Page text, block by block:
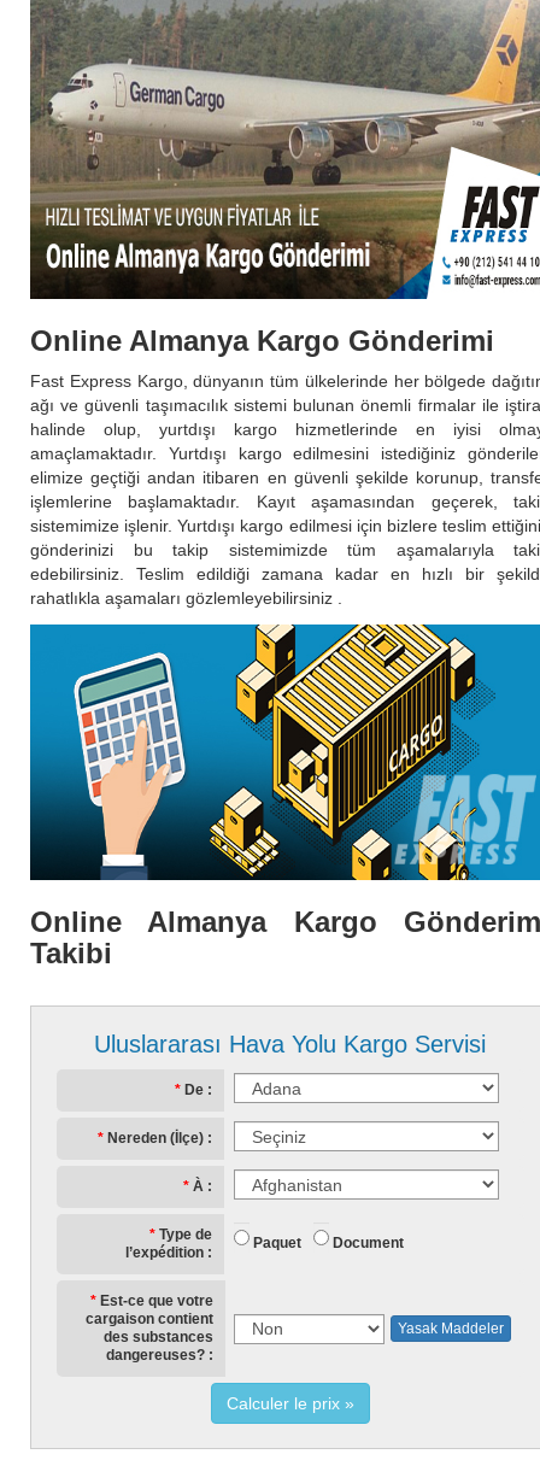
Uluslararası Hava Yolu Kargo Servisi
De
Nereden (İlçe)
À
Type de
l’expédition
Paquet Document
Est-ce que votre
cargaison contient
des substances
dangereuses?
Yasak Maddeler
Calculer le prix
Online Almanya Kargo Gönderimi
Fast Express Kargo, dünyanın tüm ülkelerinde her bölgede
ağı ve güvenli taşımacılık sistemi bulunan önemli firmalar ile
halinde olup, yurtdışı kargo hizmetlerinde en iyisi
amaçlamaktadır. Yurtdışı kargo edilmesini istediğiniz
elimize geçtiği andan itibaren en güvenli şekilde korunup,
işlemlerine başlamaktadır. Kayıt aşamasından geçerek,
sistemimize işlenir. Yurtdışı kargo edilmesi için bizlere teslim
gönderinizi bu takip sistemimizde tüm aşamalarıyla
edebilirsiniz. Teslim edildiği zamana kadar en hızlı bir
rahatlıkla aşamaları gözlemleyebilirsiniz .
Online Almanya Kargo
Takibi